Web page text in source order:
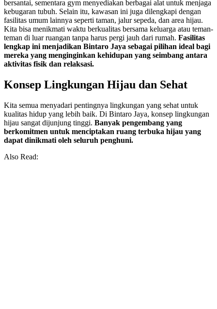
bersantai, sementara gym menyediakan berbagai alat untuk menjaga
kebugaran tubuh. Selain itu, kawasan ini juga dilengkapi dengan
fasilitas umum lainnya seperti taman, jalur sepeda, dan area hijau.
Kita bisa menikmati waktu berkualitas bersama keluarga atau teman-
teman di luar ruangan tanpa harus pergi jauh dari rumah. Fasilitas
lengkap ini menjadikan Bintaro Jaya sebagai pilihan ideal bagi
mereka yang menginginkan kehidupan yang seimbang antara
aktivitas fisik dan relaksasi.
Konsep Lingkungan Hijau dan Sehat
Kita semua menyadari pentingnya lingkungan yang sehat untuk
kualitas hidup yang lebih baik. Di Bintaro Jaya, konsep lingkungan
hijau sangat dijunjung tinggi. Banyak pengembang yang
berkomitmen untuk menciptakan ruang terbuka hijau yang
dapat dinikmati oleh seluruh penghuni.
Also Read: